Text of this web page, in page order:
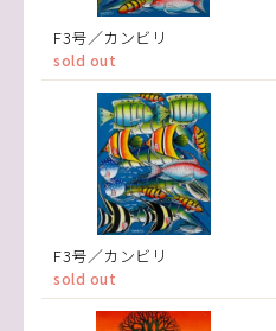
F3号／カンビリ
sold out
F3号／カンビリ
sold out